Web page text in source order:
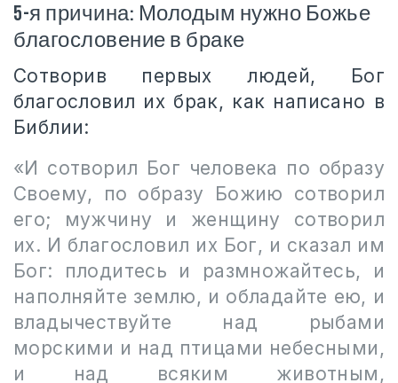
5-я причина: Молодым нужно Божье
благословение в браке
Сотворив первых людей, Бог
благословил их брак, как написано в
Библии:
«И сотворил Бог человека по образу
Своему, по образу Божию сотворил
его; мужчину и женщину сотворил
их. И благословил их Бог, и сказал им
Бог: плодитесь и размножайтесь, и
наполняйте землю, и обладайте ею, и
владычествуйте над рыбами
морскими и над птицами небесными,
и над всяким животным,